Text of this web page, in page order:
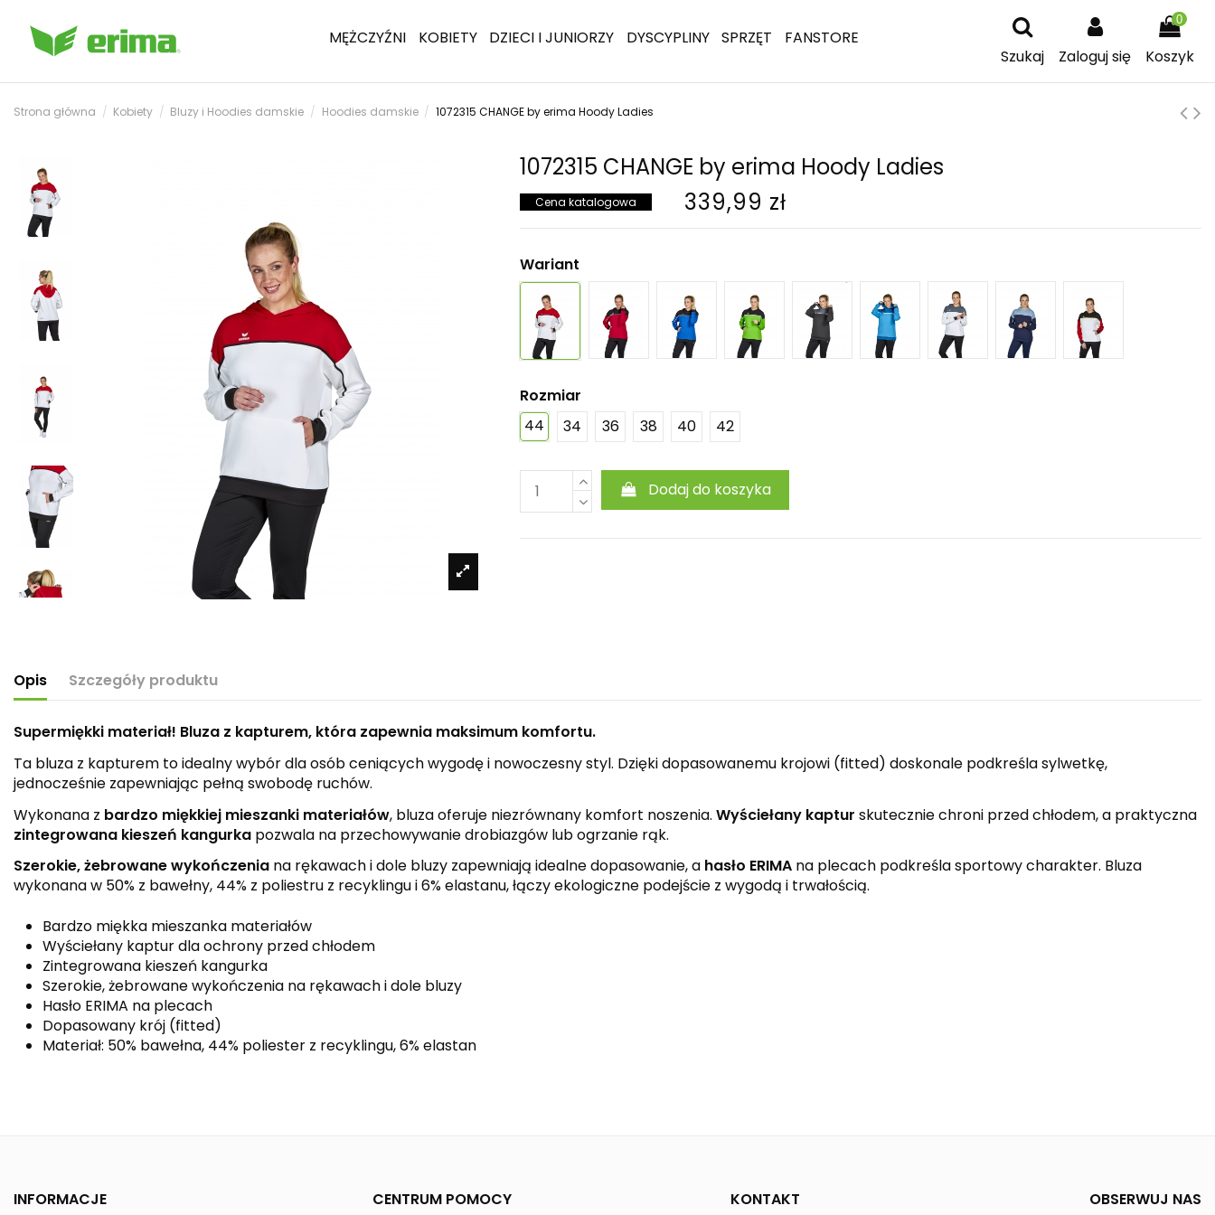
MĘŻCZYŹNI KOBIETY DZIECI I JUNIORZY DYSCYPLINY SPRZĘT
FANSTORE
Szukaj
Zaloguj się
0
Koszyk
Strona główna Kobiety Bluzy i Hoodies damskie Hoodies damskie 1072315 CHANGE by erima Hoody Ladies
1072315 CHANGE by erima Hoody Ladies
Cena katalogowa 339,99 zł
Wariant
Rozmiar
44
34 36 38 40 42
Dodaj do koszyka
Opis Szczegóły produktu
Supermiękki materiał! Bluza z kapturem, która zapewnia maksimum komfortu.
Ta bluza z kapturem to idealny wybór dla osób ceniących wygodę i nowoczesny styl. Dzięki dopasowanemu krojowi (fitted) doskonale podkreśla sylwetkę,
jednocześnie zapewniając pełną swobodę ruchów.
Wykonana z bardzo miękkiej mieszanki materiałów, bluza oferuje niezrównany komfort noszenia. Wyściełany kaptur skutecznie chroni przed chłodem, a praktyczna
zintegrowana kieszeń kangurka pozwala na przechowywanie drobiazgów lub ogrzanie rąk.
Szerokie, żebrowane wykończenia na rękawach i dole bluzy zapewniają idealne dopasowanie, a hasło ERIMA na plecach podkreśla sportowy charakter. Bluza
wykonana w 50% z bawełny, 44% z poliestru z recyklingu i 6% elastanu, łączy ekologiczne podejście z wygodą i trwałością.
Bardzo miękka mieszanka materiałów
Wyściełany kaptur dla ochrony przed chłodem
Zintegrowana kieszeń kangurka
Szerokie, żebrowane wykończenia na rękawach i dole bluzy
Hasło ERIMA na plecach
Dopasowany krój (fitted)
Materiał: 50% bawełna, 44% poliester z recyklingu, 6% elastan
Płeć
INFORMACJE CENTRUM POMOCY KONTAKT OBSERWUJ NAS